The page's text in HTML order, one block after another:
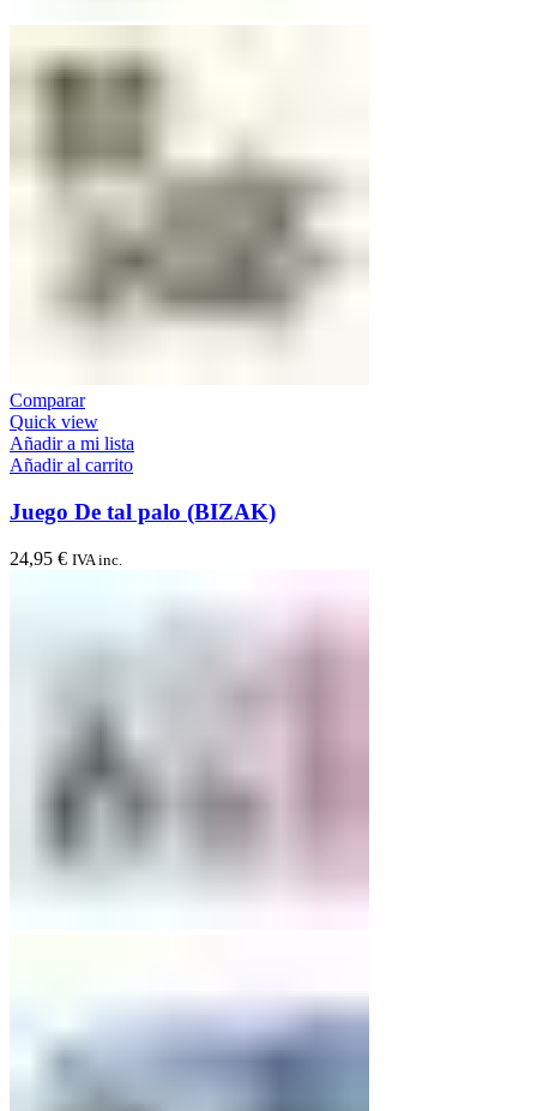
Comparar
Quick view
Añadir a mi lista
Añadir al carrito
Juego De tal palo (BIZAK)
24,95 € IVA inc.